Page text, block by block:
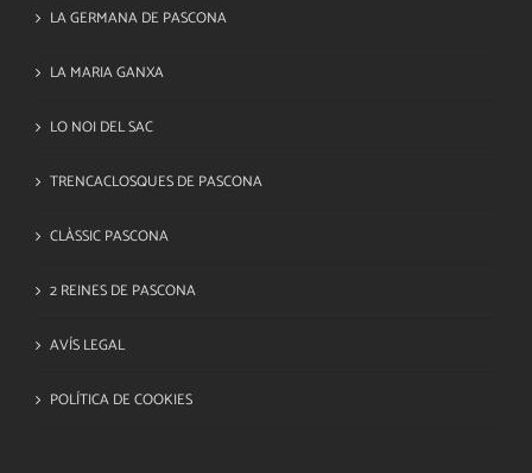
LA GERMANA DE PASCONA
LA MARIA GANXA
LO NOI DEL SAC
TRENCACLOSQUES DE PASCONA
CLÀSSIC PASCONA
2 REINES DE PASCONA
AVÍS LEGAL
POLÍTICA DE COOKIES